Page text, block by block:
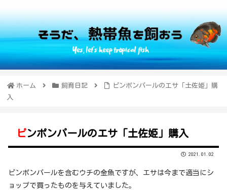
ホーム 飼育日記
ピンポンパールのエサ「土佐姫」購
入
ピンポンパールのエサ「土佐姫」購入
2021.01.02
ピンポンパールを含むウチの金魚ですが、エサは今まで適当にシ
ョップで買ったものを与えていました。